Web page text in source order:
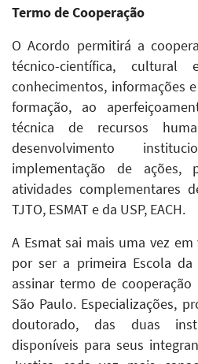
Termo de Cooperação
O Acordo permitirá a
técnico-científica,
conhecimentos, informações
formação, ao
técnica de recursos
desenvolvimento
implementação de ações,
atividades complementares
TJTO, ESMAT e da USP, EACH.
A Esmat sai mais uma vez
por ser a primeira Escola
assinar termo de
São Paulo. Especializações,
doutorado, das duas
disponíveis para seus